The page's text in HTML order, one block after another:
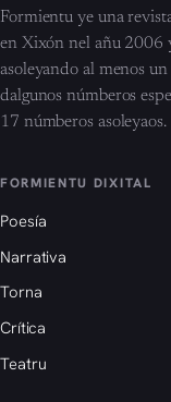
Formientu ye una
en Xixón nel añu 2006
asoleyando al menos
dalgunos númberos
17 númberos asoleyaos.
FORMIENTU DIXITAL
Poesía
Narrativa
Torna
Crítica
Teatru